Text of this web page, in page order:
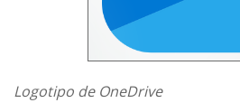
Logotipo de OneDrive